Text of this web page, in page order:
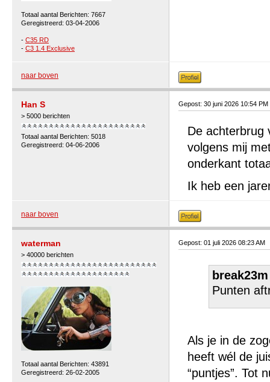
Totaal aantal Berichten: 7667
Geregistreerd: 03-04-2006
- C35 RD
- C3 1.4 Exclusive
naar boven
Han S
> 5000 berichten
Totaal aantal Berichten: 5018
Geregistreerd: 04-06-2006
Gepost: 30 juni 2026 10:54 PM
De achterbrug
volgens mij
onderkant
Ik heb een
naar boven
waterman
> 40000 berichten
Totaal aantal Berichten: 43891
Geregistreerd: 26-02-2005
Gepost: 01 juli 2026 08:23 AM
Punten
Als je in de
heeft wél de
“puntjes”. Tot